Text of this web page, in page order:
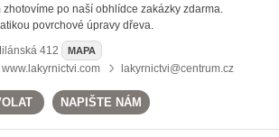
po naší obhlídce zakázky zdarma.
povrchové úpravy dřeva.
412 MAPA
www.lakyrnictvi.com lakyrnictvi@centrum.cz
NAPIŠTE NÁM